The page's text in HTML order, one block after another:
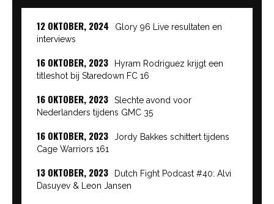
12 OKTOBER, 2024
Glory 96 Live resultaten en
interviews
16 OKTOBER, 2023
Hyram Rodriguez krijgt een
titleshot bij Staredown FC 16
16 OKTOBER, 2023
Slechte avond voor
Nederlanders tijdens GMC 35
16 OKTOBER, 2023
Jordy Bakkes schittert tijdens
Cage Warriors 161
13 OKTOBER, 2023
Dutch Fight Podcast #40: Alvi
Dasuyev & Leon Jansen